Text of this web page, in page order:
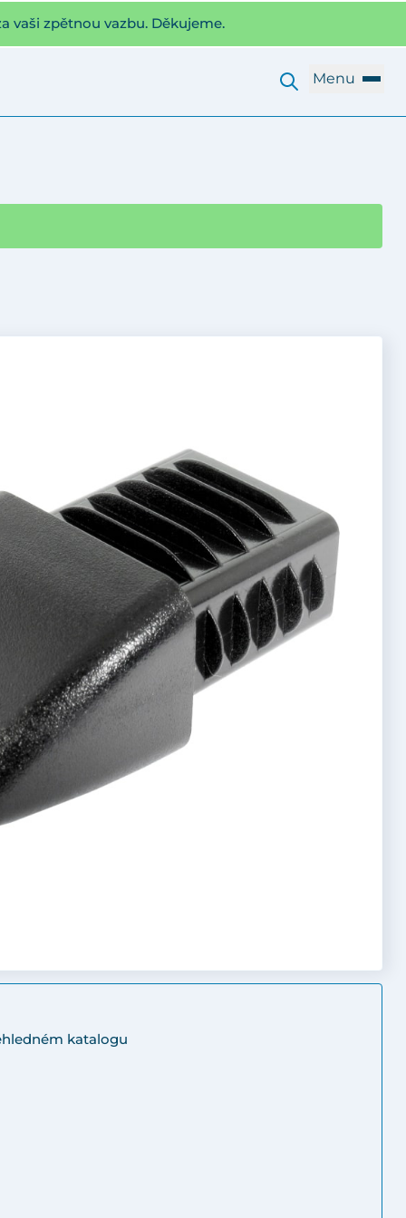
vaši zpětnou vazbu. Děkujeme.
Menu
katalogu